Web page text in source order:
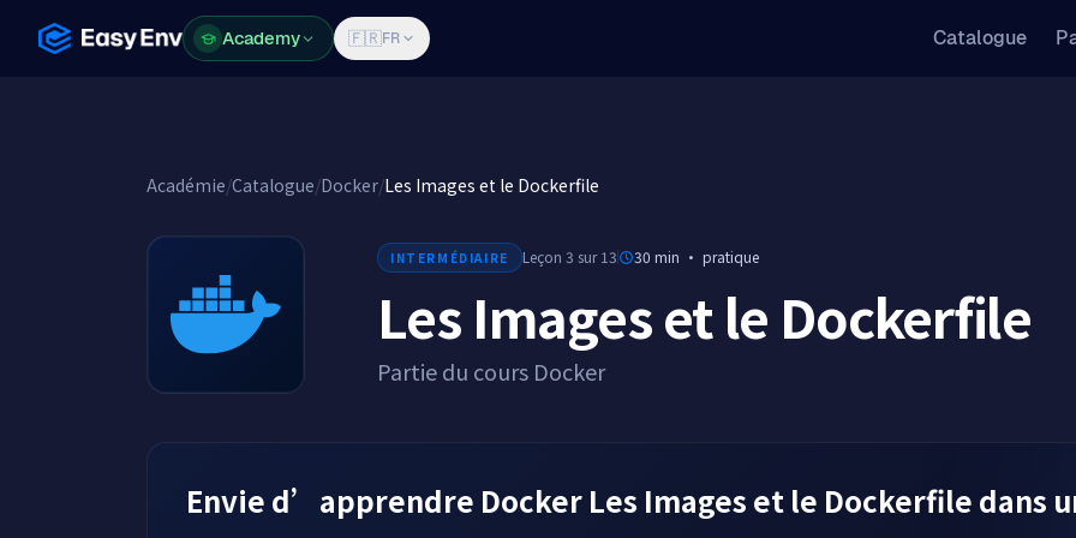
Academy
Academy 🇫🇷FR Catalogue
Académie/Catalogue/Docker/Les Images et le Dockerfile
INTERMÉDIAIRE Leçon 3 sur 13 30 min · pratique
Les Images et le Dockerfile
Partie du cours Docker
Envie d’apprendre Docker Les Images et le Dockerfile dans